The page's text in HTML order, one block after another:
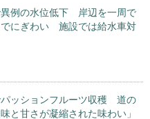
例の水位低下 岸辺を一周で
でにぎわい 施設では給水車対
ッションフルーツ収穫 道の
と甘さが凝縮された味わい」